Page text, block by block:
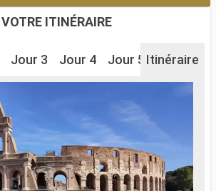
VOTRE ITINÉRAIRE
Jour 3 Jour 4 Jour 5 Jour 6
Itinéraire